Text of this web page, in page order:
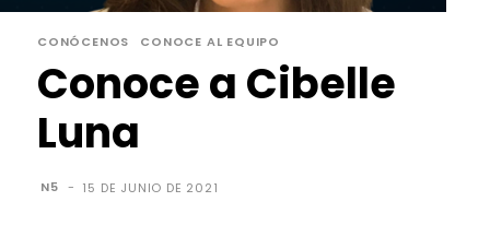
CONÓCENOS CONOCE AL EQUIPO
Conoce a Cibelle
Luna
N5 - 15 DE JUNIO DE 2021